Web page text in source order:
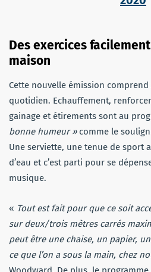
Des exercices
maison
Cette nouvelle émission comprend
quotidien. Echauffement,
gainage et étirements sont au
bonne humeur » comme le
Une serviette, une tenue de sport
d’eau et c’est parti pour se
musique.
« Tout est fait pour que ce soit
sur deux/trois mètres carrés
peut être une chaise, un papier,
ce que l’on a sous la main, chez